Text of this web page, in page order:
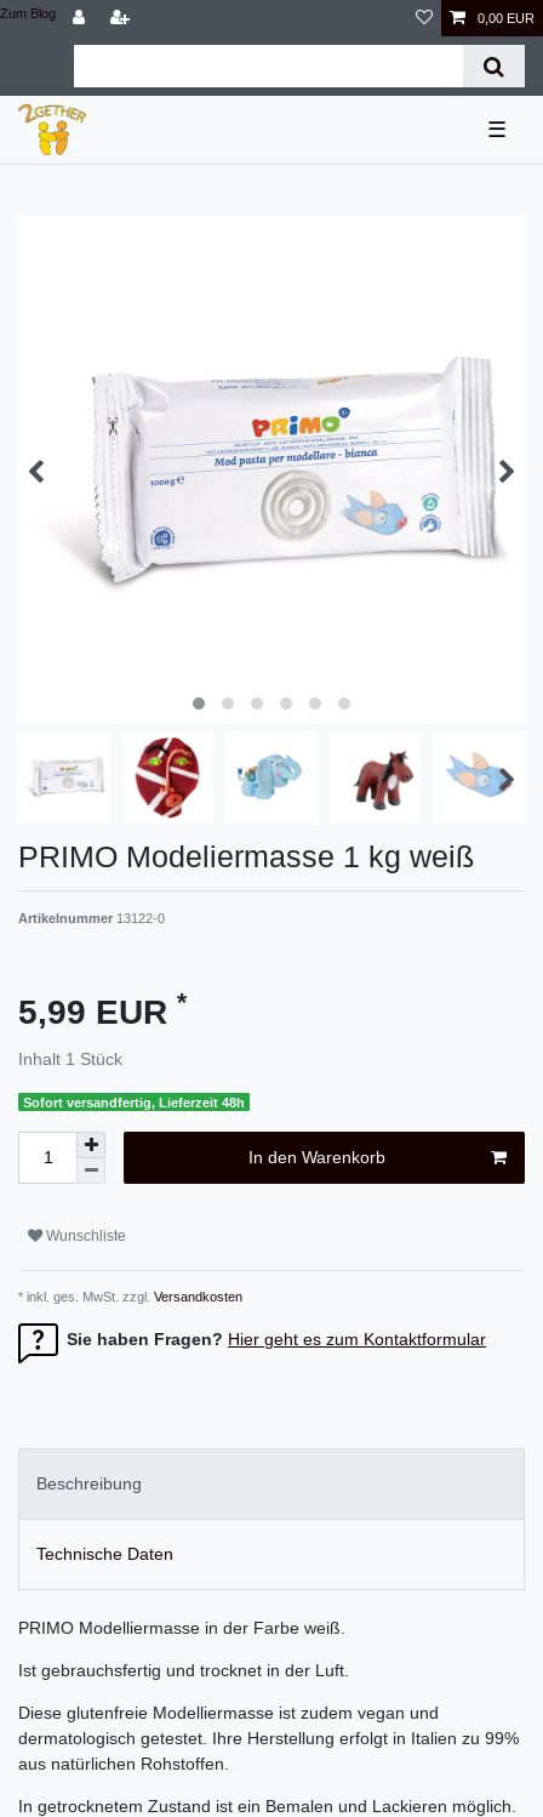
Zum Blog 0,00 EUR
☰
PRIMO Modeliermasse 1 kg weiß
Artikelnummer 13122-0
5,99 EUR *
Inhalt 1 Stück
Sofort versandfertig, Lieferzeit 48h
In den Warenkorb
Wunschliste
* inkl. ges. MwSt. zzgl. Versandkosten
Sie haben Fragen? Hier geht es zum Kontaktformular
Beschreibung
Technische Daten
PRIMO Modelliermasse in der Farbe weiß.
Ist gebrauchsfertig und trocknet in der Luft.
Diese glutenfreie Modelliermasse ist zudem vegan und
dermatologisch getestet. Ihre Herstellung erfolgt in Italien zu 99%
aus natürlichen Rohstoffen.
In getrocknetem Zustand ist ein Bemalen und Lackieren möglich.